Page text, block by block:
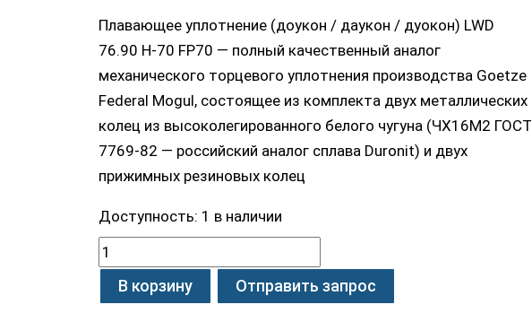
Плавающее уплотнение (доукон / даукон / дуокон) LWD
76.90 H-70 FP70 — полный качественный аналог
механического торцевого уплотнения производства Goetze
Federal Mogul, состоящее из комплекта двух металлических
колец из высоколегированного белого чугуна (ЧХ16М2 ГОСТ
7769-82 — российский аналог сплава Duronit) и двух
прижимных резиновых колец
Доступность: 1 в наличии
В корзину Отправить запрос